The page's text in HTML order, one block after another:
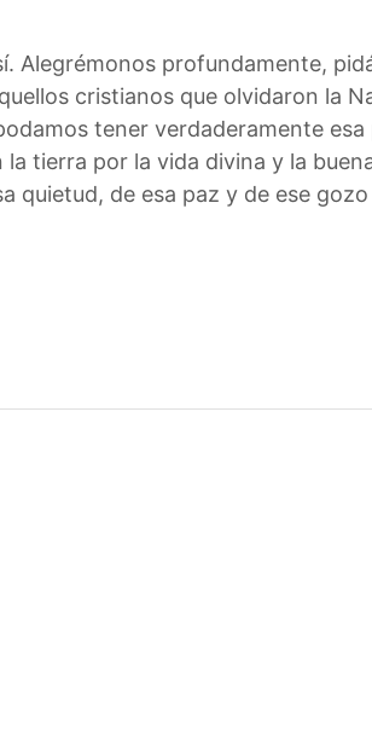
Alegrémonos profundamente,
cristianos que olvidaron la
tener verdaderamente
tierra por la vida divina y la
quietud, de esa paz y de ese